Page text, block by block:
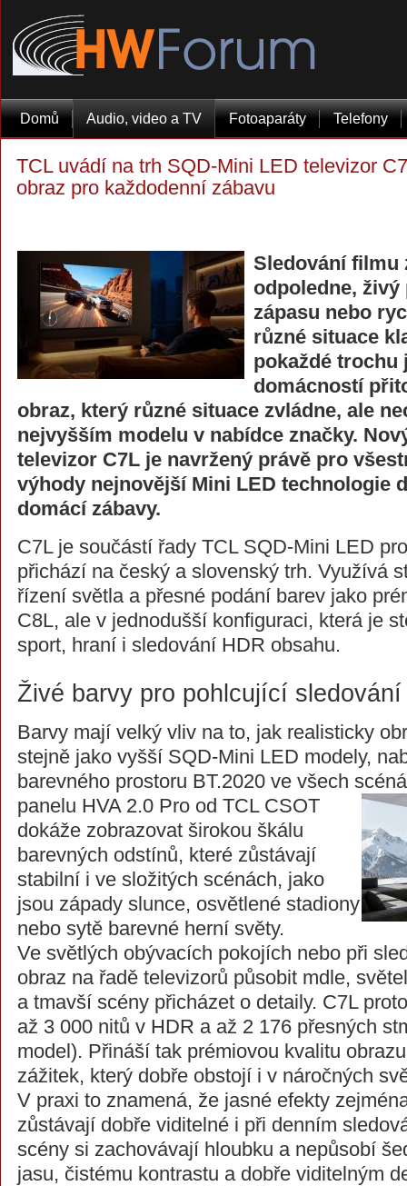
Domů Audio, video a TV Fotoaparáty Telefony
TCL uvádí na trh SQD-Mini LED televizor
obraz pro každodenní zábavu
Sledování filmu
odpoledne,
zápasu nebo
různé situace
pokaždé trochu
domácností
obraz, který různé situace zvládne, ale
nejvyšším modelu v nabídce značky.
televizor C7L je navržený právě pro
výhody nejnovější Mini LED technologie
domácí zábavy.
C7L je součástí řady TCL SQD-Mini LED
přichází na český a slovenský trh. Využívá
řízení světla a přesné podání barev jako
C8L, ale v jednodušší konfiguraci, která je
sport, hraní i sledování HDR obsahu.
Živé barvy pro pohlcující sledování
Barvy mají velký vliv na to, jak realisticky
stejně jako vyšší SQD-Mini LED modely,
barevného prostoru BT.2020 ve všech
panelu HVA 2.0 Pro od TCL CSOT
dokáže zobrazovat širokou škálu
barevných odstínů, které zůstávají
stabilní i ve složitých scénách, jako
jsou západy slunce, osvětlené stadiony
nebo sytě barevné herní světy.
Ve světlých obývacích pokojích nebo při
obraz na řadě televizorů působit mdle,
a tmavší scény přicházet o detaily. C7L
až 3 000 nitů v HDR a až 2 176 přesných
model). Přináší tak prémiovou kvalitu
zážitek, který dobře obstojí i v náročných
V praxi to znamená, že jasné efekty
zůstávají dobře viditelné i při denním
scény si zachovávají hloubku a nepůsobí
jasu, čistému kontrastu a dobře viditelným